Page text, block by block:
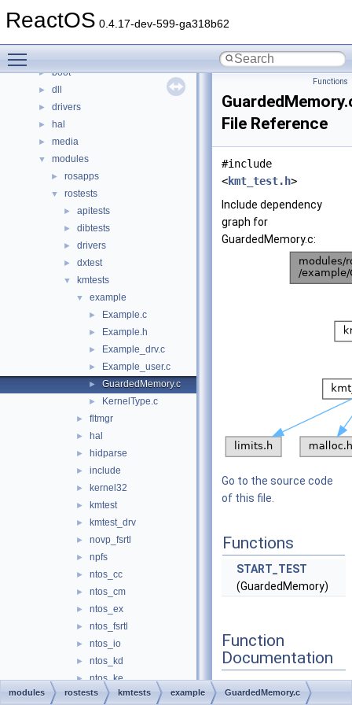
ReactOS 0.4.17-dev-599-ga318b62
▼ Files
► boot
► dll
► drivers
► hal
► media
▼ modules
► rosapps
▼ rostests
► apitests
► dibtests
► drivers
► dxtest
▼ kmtests
▼ example
► Example.c
► Example.h
► Example_drv.c
► Example_user.c
► GuardedMemory.c
► KernelType.c
► fltmgr
► hal
► hidparse
► include
► kernel32
► kmtest
► kmtest_drv
► novp_fsrtl
► npfs
► ntos_cc
► ntos_cm
► ntos_ex
► ntos_fsrtl
► ntos_io
► ntos_kd
► ntos_ke
► ntos_mm
Functions
File Reference
#include
<kmt_test.h>
Include dependency
graph for
GuardedMemory.c:
Go to the source code
of this file.
Functions
START_TEST
(GuardedMemory)
Function
Documentation
modules rostests kmtests example GuardedMemory.c